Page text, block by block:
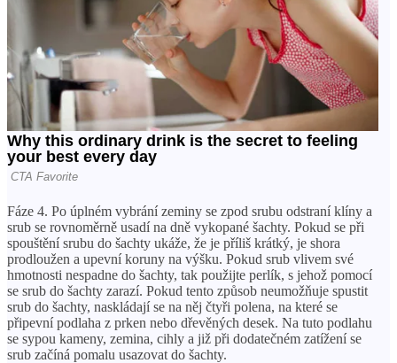
Fáze 4. Po úplném vybrání zeminy se zpod srubu odstraní klíny a
srub se rovnoměrně usadí na dně vykopané šachty. Pokud se při
spouštění srubu do šachty ukáže, že je příliš krátký, je shora
prodloužen a upevní koruny na výšku. Pokud srub vlivem své
hmotnosti nespadne do šachty, tak použijte perlík, s jehož pomocí
se srub do šachty zarazí. Pokud tento způsob neumožňuje spustit
srub do šachty, naskládají se na něj čtyři polena, na které se
připevní podlaha z prken nebo dřevěných desek. Na tuto podlahu
se sypou kameny, zemina, cihly a již při dodatečném zatížení se
srub začíná pomalu usazovat do šachty.